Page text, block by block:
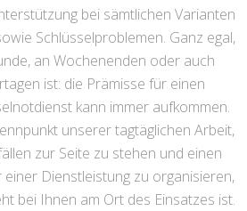
bei sämtlichen Varianten
Schlüsselproblemen. Ganz egal,
an Wochenenden oder auch
ist: die Prämisse für einen
kann immer aufkommen.
unserer tagtäglichen Arbeit,
zur Seite zu stehen und einen
Dienstleistung zu organisieren,
bei Ihnen am Ort des Einsatzes ist.